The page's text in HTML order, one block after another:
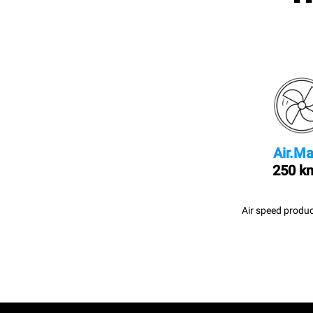
250
Air speed